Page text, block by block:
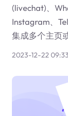
(livechat)、
Instagram、
集成多个主页
2023-12-22 09:33